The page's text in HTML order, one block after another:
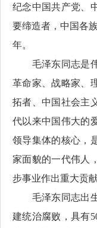
纪念中国共产党、
要缔造者，中国各
年。
毛泽东同志是伟
革命家、战略家、
拓者、中国社会主
代以来中国伟大的
领导集体的核心，
家面貌的一代伟人
步事业作出重大贡
毛泽东同志出生
建统治腐败，具有